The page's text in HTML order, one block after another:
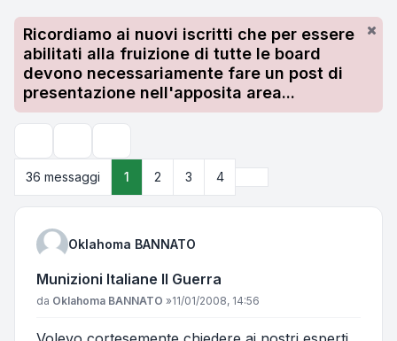
Ricordiamo ai nuovi iscritti che per essere
abilitati alla fruizione di tutte le board
devono necessariamente fare un post di
presentazione nell'apposita area...
36 messaggi
1 2 3 4
Oklahoma BANNATO
Munizioni Italiane II Guerra
Messaggio
da Oklahoma BANNATO »11/01/2008, 14:56